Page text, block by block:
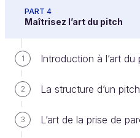
PART 4
Maîtrisez l’art du pitch
1 Introduction à l’art du
2 La structure d’un pitch
3 L’art de la prise de
Quelles sont les 3
qu'investisseurs ?
entrepreneurs ?